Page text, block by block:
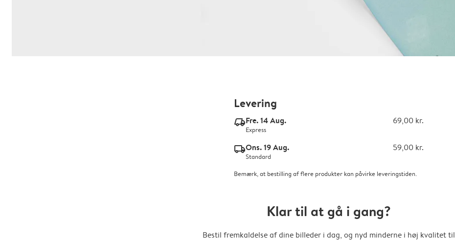
Levering
delivery_express_v2Fre. 14 Aug. 69,00 kr.
Express
delivery_standard_v2Ons. 19 Aug. 59,00 kr.
Standard
Bemærk, at bestilling af flere produkter kan påvirke leveringstiden.
Klar til at gå i gang?
Bestil fremkaldelse af dine billeder i dag, og nyd minderne i høj kvalitet til